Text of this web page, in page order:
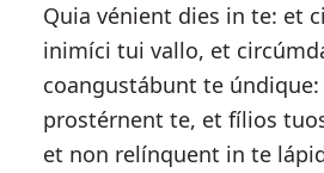
Quia vénient dies in te: et
inimíci tui vallo, et
coangustábunt te
prostérnent te, et fílios
et non relínquent in te